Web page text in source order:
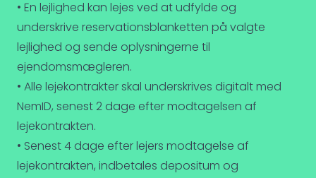
• En lejlighed kan lejes ved at udfylde og
underskrive reservationsblanketten på valgte
lejlighed og sende oplysningerne til
ejendomsmægleren.
• Alle lejekontrakter skal underskrives digitalt med
NemID, senest 2 dage efter modtagelsen af
lejekontrakten.
• Senest 4 dage efter lejers modtagelse af
lejekontrakten, indbetales depositum og